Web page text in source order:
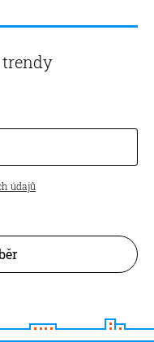
trendy
údajů